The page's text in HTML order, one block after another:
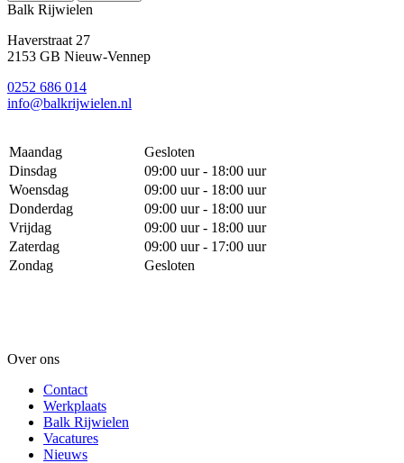
Balk Rijwielen
Haverstraat 27
2153 GB Nieuw-Vennep
0252 686 014
info@balkrijwielen.nl
Maandag
Gesloten
Dinsdag
09:00 uur - 18:00 uur
Woensdag
09:00 uur - 18:00 uur
Donderdag
09:00 uur - 18:00 uur
Vrijdag
09:00 uur - 18:00 uur
Zaterdag
09:00 uur - 17:00 uur
Zondag
Gesloten
Over ons
Contact
Werkplaats
Balk Rijwielen
Vacatures
Nieuws